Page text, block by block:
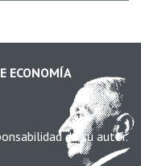
ECONOMÍA
de su autor.